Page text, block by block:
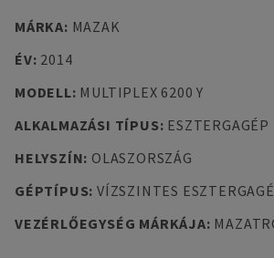
MÁRKA: MAZAK
ÉV: 2014
MODELL: MULTIPLEX 6200 Y
ALKALMAZÁSI TÍPUS: ESZTERGAGÉP
HELYSZÍN: OLASZORSZÁG
GÉPTÍPUS: VÍZSZINTES
VEZÉRLŐEGYSÉG MÁRKÁJA: